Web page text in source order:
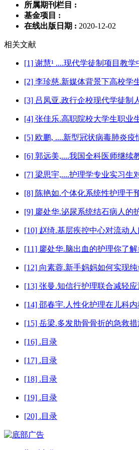
所属期刊栏目 :
基金项目 :
在线出版日期 : 2020-12-02
相关文献
[1] 谢慧¹ ....现代学徒制项目教
[2] 李珍慈.新媒体背景下高校学
[3] 吕凤亚.政行企校现代学徒制
[4] 张佳乐.高职院校大学生职业
[5] 欧鹏, ....新型冠状病毒肺炎
[6] 郭远美,....我国全科医师继续
[7] 梁思宇,....护理学专业实习生
[8] 陈艳如.个体化系统性护理干
[9] 廖处华.泌尿系统结石病人的
[10] 赵绮.基层疾控中心对流动
[11] 廖处华.脑出血的护理你了
[12] 向素蓉.新手妈妈如何实现
[13] 张曼.知信行护理联合减轻
[14] 邵春宇.人性化护理在儿科
[15] 岳梁.多发肋骨骨折的急救
[16] .目录
[17] .目录
[18] .目录
[19] .目录
[20] .目录